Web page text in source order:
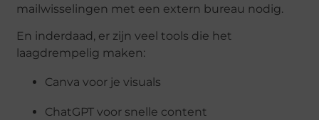
mailwisselingen met een extern bureau nodig.
En inderdaad, er zijn veel tools die het
laagdrempelig maken:
Canva voor je visuals
ChatGPT voor snelle content